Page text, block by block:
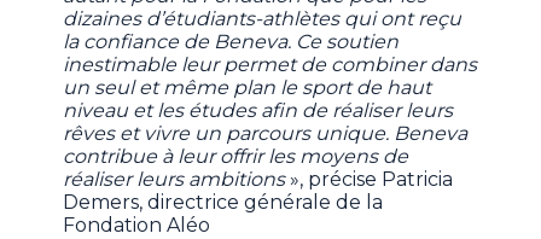
dizaines d’étudiants-athlètes qui ont reçu
la confiance de Beneva. Ce soutien
inestimable leur permet de combiner dans
un seul et même plan le sport de haut
niveau et les études afin de réaliser leurs
rêves et vivre un parcours unique. Beneva
contribue à leur offrir les moyens de
réaliser leurs ambitions», précise Patricia
Demers, directrice générale de la
Fondation Aléo